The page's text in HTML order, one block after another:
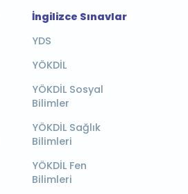
İngilizce Sınavlar
YDS
YÖKDİL
YÖKDİL Sosyal
Bilimler
YÖKDİL Sağlık
Bilimleri
YÖKDİL Fen
Bilimleri